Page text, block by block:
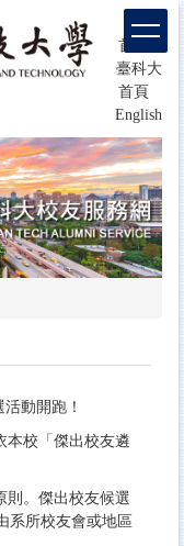
回
首頁
臺科大
首頁
English
動開跑！
本校「傑出校友遴
則。傑出校友候選
系所校友會或地區